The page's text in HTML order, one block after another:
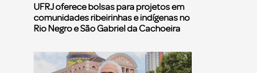
UFRJ oferece bolsas para projetos em
comunidades ribeirinhas e indígenas no
Rio Negro e São Gabriel da Cachoeira